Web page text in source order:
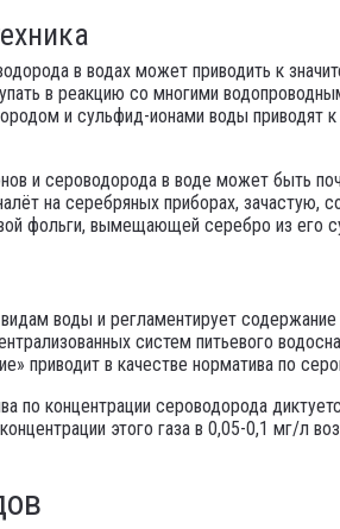
в водах может приводить к
в реакцию со многими
и сульфид-ионами воды приводят
и сероводорода в воде может быть
на серебряных приборах, зачастую,
фольги, вымещающей серебро из его
воды и регламентирует
систем питьевого
приводит в качестве норматива по
по концентрации сероводорода
этого газа в 0,05-0,1 мг/л